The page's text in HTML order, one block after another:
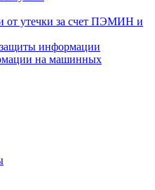
от утечки за счет ПЭМИН и
защиты информации
на машинных